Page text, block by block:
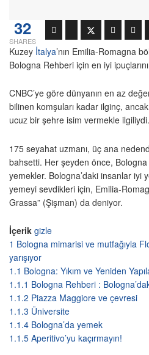
32
SHARES
Kuzey İtalya’nın Emilia-Romagna
Bologna Rehberi için en iyi
CNBC’ye göre dünyanın en az
bilinen komşuları kadar ilginç,
ucuz bir şehre isim vermekle ilgiliydi.
175 seyahat uzmanı, üç ana
bahsetti. Her şeyden önce,
yemekler. Bologna’daki insanlar iyi
yemeyi sevdikleri için, Emilia-
Grassa” (Şişman) da deniyor.
İçerik gizle
1 Bologna mimarisi ve mutfağıyla
yarışıyor
1.1 Bologna: Yıkım ve Yeniden
1.1.1 Bologna Rehberi :
1.1.2 Piazza Maggiore ve çevresi
1.1.3 Üniversite
1.1.4 Bologna’da yemek
1.1.5 Aperitivo’yu kaçırmayın!